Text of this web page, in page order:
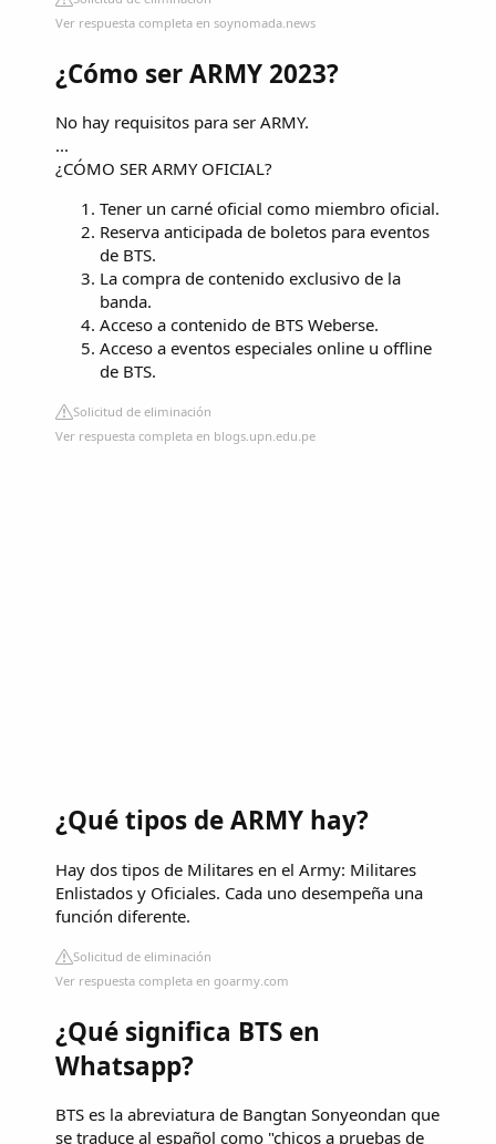
Ver respuesta completa en soynomada.news
¿Cómo ser ARMY 2023?
No hay requisitos para ser ARMY.
...
¿CÓMO SER ARMY OFICIAL?
Tener un carné oficial como miembro oficial.
Reserva anticipada de boletos para eventos
de BTS.
La compra de contenido exclusivo de la
banda.
Acceso a contenido de BTS Weberse.
Acceso a eventos especiales online u offline
de BTS.
Solicitud de eliminación
Ver respuesta completa en blogs.upn.edu.pe
¿Qué tipos de ARMY hay?
Hay dos tipos de Militares en el Army: Militares
Enlistados y Oficiales. Cada uno desempeña una
función diferente.
Solicitud de eliminación
Ver respuesta completa en goarmy.com
¿Qué significa BTS en
Whatsapp?
BTS es la abreviatura de Bangtan Sonyeondan que
se traduce al español como "chicos a pruebas de